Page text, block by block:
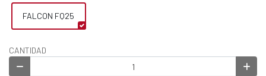
FALCON FQ25
CANTIDAD